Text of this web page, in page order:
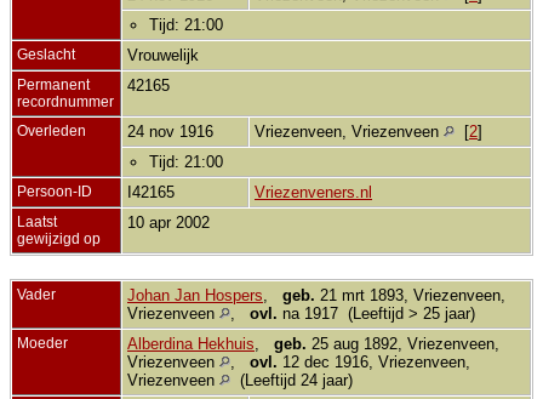
Tijd: 21:00
Geslacht Vrouwelijk
Permanent
recordnummer
42165
Overleden 24 nov 1916 Vriezenveen, Vriezenveen [2]
Tijd: 21:00
Persoon-ID I42165 Vriezenveners.nl
Laatst
gewijzigd op
10 apr 2002
Vader Johan Jan Hospers geb. 21 mrt 1893, Vriezenveen,
Vriezenveen
ovl. na 1917 (Leeftijd > 25 jaar)
Moeder Alberdina Hekhuis geb. 25 aug 1892, Vriezenveen,
Vriezenveen
ovl. 12 dec 1916, Vriezenveen,
Vriezenveen
(Leeftijd 24 jaar)